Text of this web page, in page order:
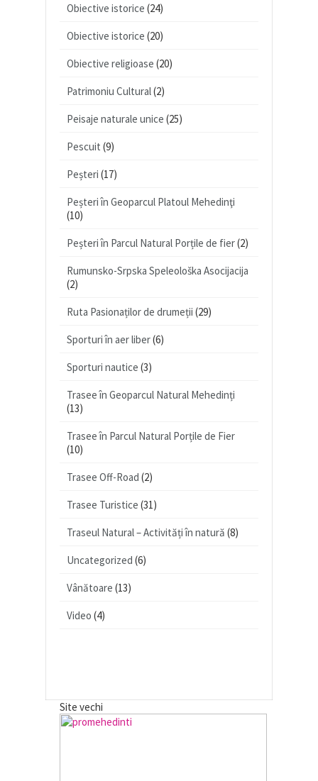
Obiective istorice (24)
Obiective istorice (20)
Obiective religioase (20)
Patrimoniu Cultural(2)
Peisaje naturale unice (25)
Pescuit (9)
Peșteri (17)
Peșteri în Geoparcul Platoul Mehedinţi
(10)
Peșteri în Parcul Natural Porțile de fier(2)
Rumunsko-Srpska Speleološka Asocijacija
(2)
Ruta Pasionaților de drumeții (29)
Sporturi în aer liber(6)
Sporturi nautice (3)
Trasee în Geoparcul Natural Mehedinți
(13)
Trasee în Parcul Natural Porțile de Fier
(10)
Trasee Off-Road (2)
Trasee Turistice (31)
Traseul Natural – Activități în natură (8)
Uncategorized (6)
Vânătoare (13)
Video (4)
Site vechi